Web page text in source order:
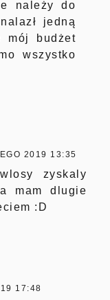
należy do
jedną
mój budżet
wszystko
2019 13:35
zyskaly
mam dlugie
:D
17:48